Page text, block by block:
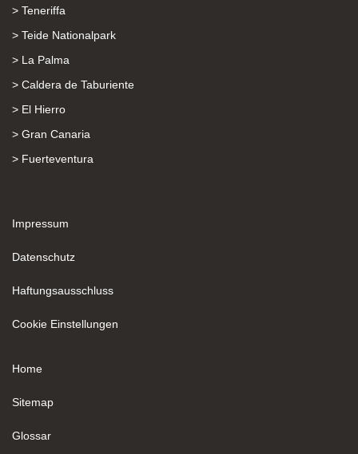
> Teneriffa
> Teide Nationalpark
> La Palma
> Caldera de Taburiente
> El Hierro
> Gran Canaria
> Fuerteventura
Impressum
Datenschutz
Haftungsausschluss
Cookie Einstellungen
Home
Sitemap
Glossar